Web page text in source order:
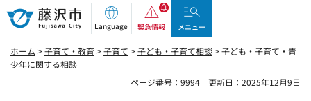
藤沢市
Language 緊急情報 メニュー
ホーム >子育て・教育>子育て >子ども・子育て相談> 子ども・子育て・青
少年に関する相談
ページ番号：9994
更新日：2025年12月9日